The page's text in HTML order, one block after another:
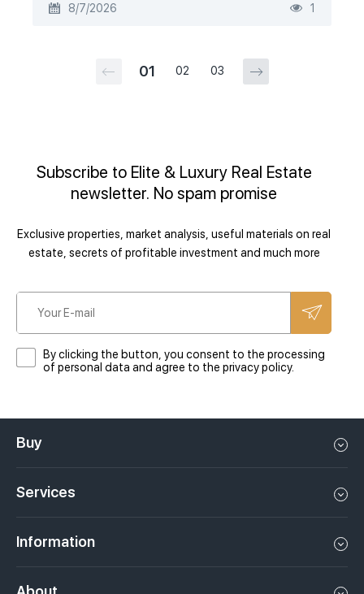
8/7/2026 1
01 02 03
Subscribe to Elite & Luxury Real Estate
newsletter. No spam promise
Exclusive properties, market analysis, useful materials on real
estate, secrets of profitable investment and much more
By clicking the button, you consent to the processing
of personal data and agree to the privacy policy.
Buy
Apartments in Dubai
Services
Rent a property in Dubai, UAE
Information